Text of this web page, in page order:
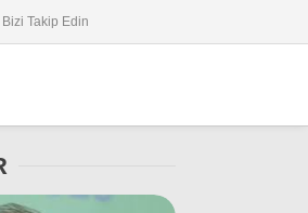
Bizi Takip Edin